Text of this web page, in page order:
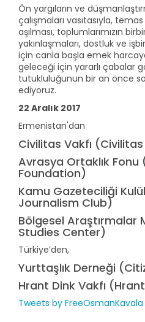
Ön yargıların ve
çalışmaları vasıtasıyla,
aşılması, toplumlarımızın
yakınlaşmaları, dostluk ve
için canla başla emek
geleceği için yararlı çabalar
tutukluluğunun bir an önce
ediyoruz.
22 Aralık 2017
Ermenistan'dan
Civilitas Vakfı
Avrasya Ortaklık
Foundation)
Kamu Gazeteciliği
Journalism Club)
Bölgesel Araştırmalar
Studies Center)
Türkiye’den,
Yurttaşlık Derneği
Hrant Dink Vakfı
Tweets by FreeOsmanKavala